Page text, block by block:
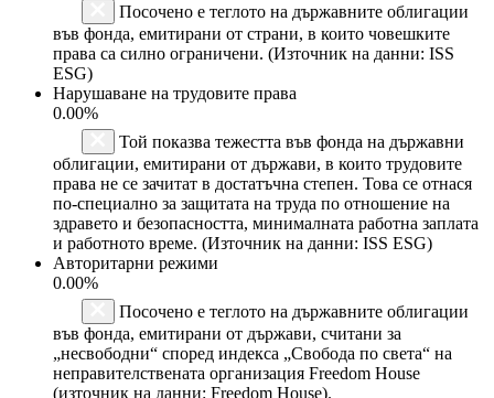
Посочено е теглото на държавните облигации
във фонда, емитирани от страни, в които човешките
права са силно ограничени. (Източник на данни: ISS
ESG)
Нарушаване на трудовите права
0.00%
Той показва тежестта във фонда на държавни
облигации, емитирани от държави, в които трудовите
права не се зачитат в достатъчна степен. Това се отнася
по-специално за защитата на труда по отношение на
здравето и безопасността, минималната работна заплата
и работното време. (Източник на данни: ISS ESG)
Авторитарни режими
0.00%
Посочено е теглото на държавните облигации
във фонда, емитирани от държави, считани за
„несвободни“ според индекса „Свобода по света“ на
неправителствената организация Freedom House
(източник на данни: Freedom House).